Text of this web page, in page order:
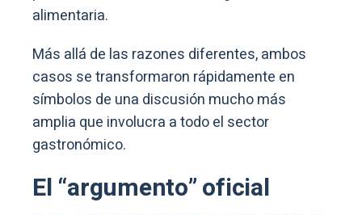
alimentaria.
Más allá de las razones diferentes, ambos
casos se transformaron rápidamente en
símbolos de una discusión mucho más
amplia que involucra a todo el sector
gastronómico.
El “argumento” oficial